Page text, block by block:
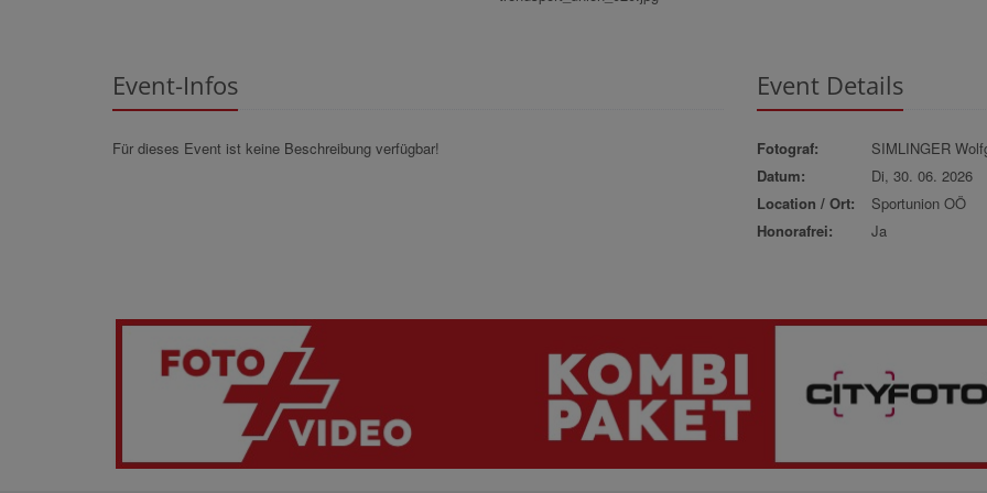
Event-Infos
Für dieses Event ist keine Beschreibung verfügbar!
Event Details
Fotograf:
SIMLINGER
Datum:
Di, 30. 06. 2026
Location / Ort:
Sportunion OÖ
Honorafrei:
Ja